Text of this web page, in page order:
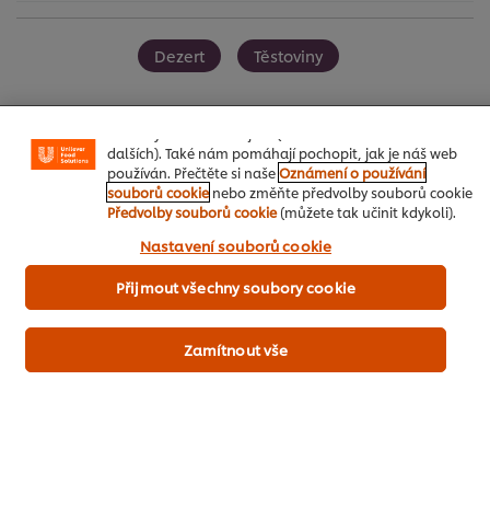
Dezert Těstoviny
Buďte první, kdo ohodnotí.
Odeslat hodnocení
Používáme soubory cookies (a podobné techniky),
webem. Soubory cookies Vám umožňují využívat některé
funkce (jako je např. ukládání online nákupního košíku),
dalších). Také nám pomáhají pochopit, jak je náš web
používán. Přečtěte si našeOznámení o používání
souborů cookie nebo změňte předvolby souborů cookie
Předvolby souborů cookie(můžete tak učinit kdykoli).
souhlas s používáním souborů cookies.
Nastavení souborů cookie
Zamítnout vše
Přijmout všechny soubory cookie